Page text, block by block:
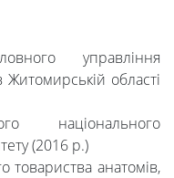
управління
області
національного
(2016 р.)
товариства анатомів,